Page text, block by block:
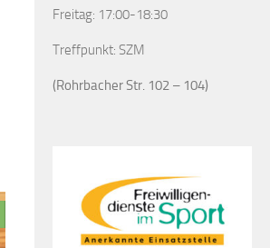
Freitag: 17:00-18:30
Treffpunkt: SZM
(Rohrbacher Str. 102 – 104)